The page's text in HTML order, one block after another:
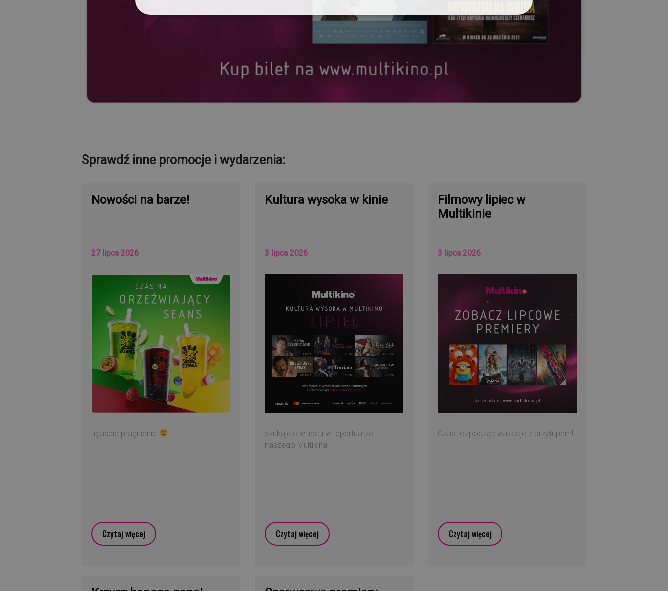
Sprawdź inne promocje i wydarzenia:
Nowości na barze!
27 lipca 2026
ugaście pragnienie
Czytaj więcej
Kultura wysoka w kinie
3 lipca 2026
szukajcie w lipcu w repertuarze
naszego Multikina
Czytaj więcej
Filmowy lipiec w
Multikinie
3 lipca 2026
Czas rozpocząć wakacje z przytupem!
Czytaj więcej